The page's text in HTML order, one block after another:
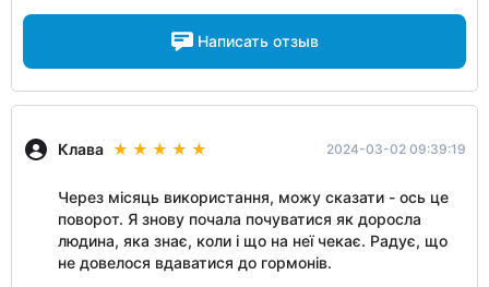
Написать отзыв
Клава 2024-03-02 09:39:19
Через місяць використання, можу сказати - ось це
поворот. Я знову почала почуватися як доросла
людина, яка знає, коли і що на неї чекає. Радує, що
не довелося вдаватися до гормонів.